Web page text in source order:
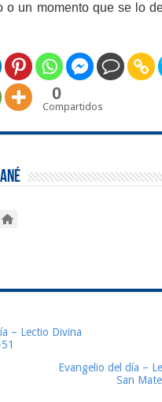
o un momento que se lo
0
Compartidos
– Lectio Divina
Evangelio del día –
San